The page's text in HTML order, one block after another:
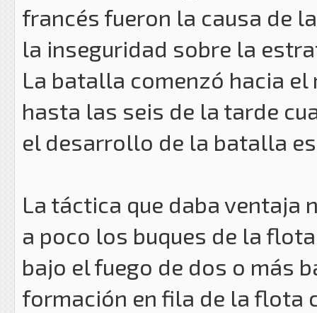
francés fueron la causa de
la inseguridad sobre la
La batalla comenzó hacia
hasta las seis de la tarde
el desarrollo de la batalla
La táctica que daba ventaja
a poco los buques de la
bajo el fuego de dos o más
formación en fila de la flota